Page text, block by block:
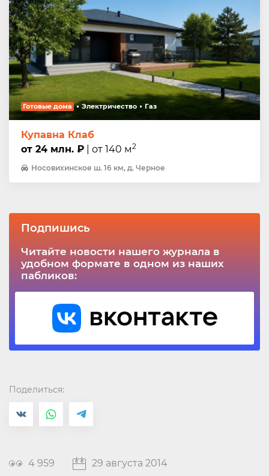
Готовые дома Электричество Газ
Купавна Клаб
от 24 млн. ₽ | от 140 м2
Носовихинское ш. 16 км, д. Черное
Подпишись
Читайте новости нашего журнала в
удобном формате в одном из наших
пабликов:
Поделиться:
4 959 29 августа 2014